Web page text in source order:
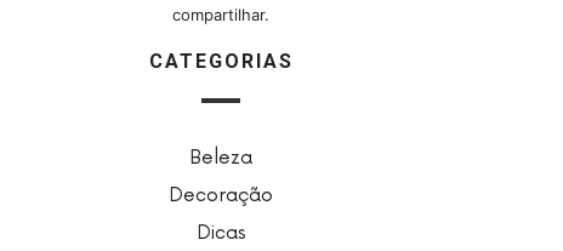
compartilhar.
CATEGORIAS
Beleza
Decoração
Dicas